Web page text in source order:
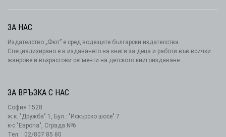
ЗА НАС
Издателство „Фют” е сред водещите български издателства.
Специализирано е в издаването на книги за деца и работи във всички
жанрове и възрастови сегменти на детското книгоиздаване.
ЗА ВРЪЗКА С НАС
София 1528
ж.к. "Дружба" 1, Бул.: "Искърско шосе" 7
к-с "Европа", Сграда №6
Тел. : 02/807 85 80